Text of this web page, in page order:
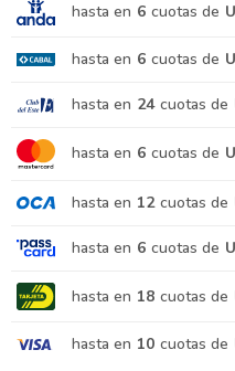
hasta en 6 cuotas de
hasta en 6 cuotas de
hasta en 24 cuotas de
hasta en 6 cuotas de
hasta en 12 cuotas de
hasta en 6 cuotas de
hasta en 18 cuotas de
hasta en 10 cuotas de